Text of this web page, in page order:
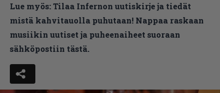
Lue myös:Tilaa Infernon uutiskirje ja tiedät
mistä kahvitauolla puhutaan! Nappaa raskaan
musiikin uutiset ja puheenaiheet suoraan
sähköpostiin tästä.